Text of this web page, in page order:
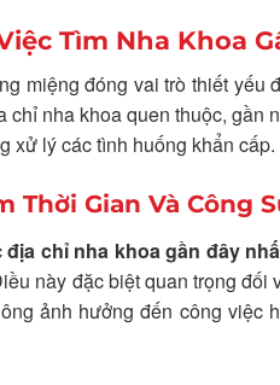
Tìm Nha Khoa
miệng đóng vai trò thiết yếu
chỉ nha khoa quen thuộc,
xử lý các tình huống khẩn cấp.
Thời Gian Và Công
địa chỉ nha khoa gần đây
này đặc biệt quan trọng đối
ảnh hưởng đến công việc